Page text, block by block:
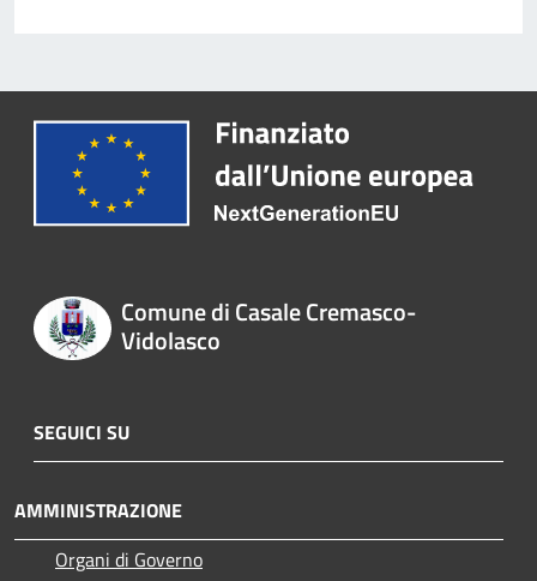
Comune di Casale Cremasco-
Vidolasco
SEGUICI SU
AMMINISTRAZIONE
Organi di Governo